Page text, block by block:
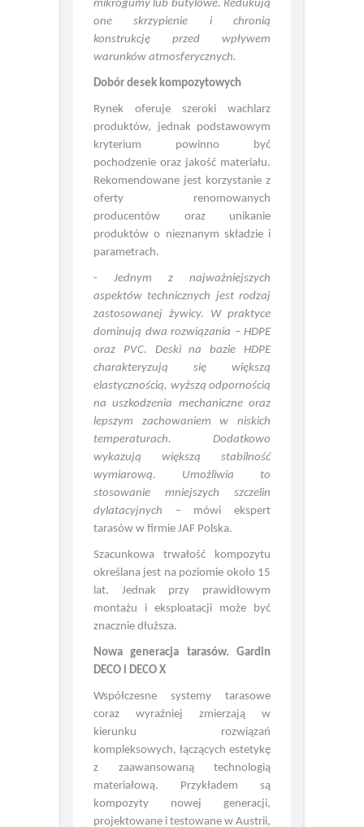
mikrogumy lub butylowe. Redukują
one skrzypienie i chronią
konstrukcję przed wpływem
Rynek oferuje szeroki wachlarz
produktów, jednak podstawowym
kryterium powinno być
pochodzenie oraz jakość materiału.
Rekomendowane jest korzystanie z
oferty renomowanych
producentów oraz unikanie
produktów o nieznanym składzie i
-Jednym z najważniejszych
aspektów technicznych jest rodzaj
zastosowanej żywicy. W praktyce
dominują dwa rozwiązania – HDPE
oraz PVC. Deski na bazie HDPE
charakteryzują się większą
elastycznością, wyższą odpornością
na uszkodzenia mechaniczne oraz
lepszym zachowaniem w niskich
temperaturach. Dodatkowo
wykazują większą stabilność
wymiarową. Umożliwia to
stosowanie mniejszych szczelin
dylatacyjnych– mówi ekspert
Szacunkowa trwałość kompozytu
określana jest na poziomie około 15
lat. Jednak przy prawidłowym
montażu i eksploatacji może być
Nowa generacja tarasów. Gardin
Współczesne systemy tarasowe
coraz wyraźniej zmierzają w
kierunku rozwiązań
kompleksowych, łączących estetykę
z zaawansowaną technologią
materiałową. Przykładem są
kompozyty nowej generacji,